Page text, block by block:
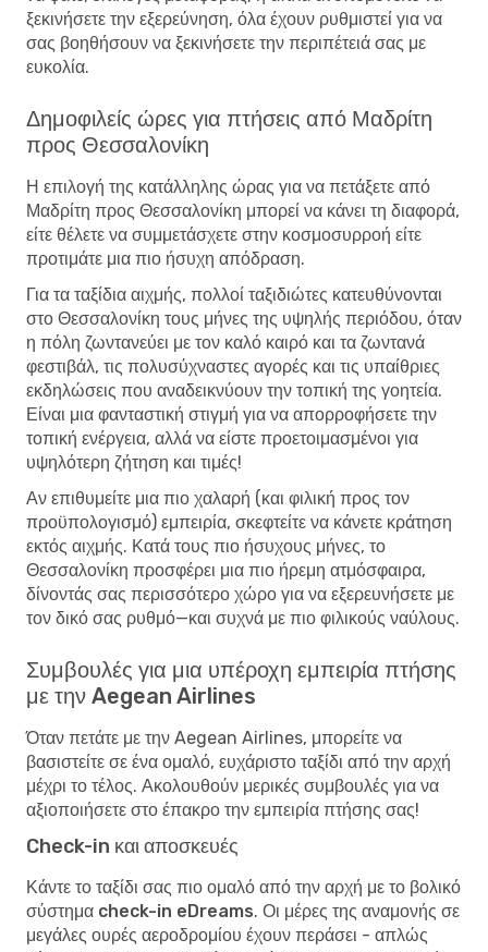
ξεκινήσετε την εξερεύνηση, όλα έχουν ρυθμιστεί για να
σας βοηθήσουν να ξεκινήσετε την περιπέτειά σας με
ευκολία.
Δημοφιλείς ώρες για πτήσεις από Μαδρίτη
προς Θεσσαλονίκη
Η επιλογή της κατάλληλης ώρας για να πετάξετε από
Μαδρίτη προς Θεσσαλονίκη μπορεί να κάνει τη διαφορά,
είτε θέλετε να συμμετάσχετε στην κοσμοσυρροή είτε
προτιμάτε μια πιο ήσυχη απόδραση.
Για τα ταξίδια αιχμής, πολλοί ταξιδιώτες κατευθύνονται
στο Θεσσαλονίκη τους μήνες της υψηλής περιόδου, όταν
η πόλη ζωντανεύει με τον καλό καιρό και τα ζωντανά
φεστιβάλ, τις πολυσύχναστες αγορές και τις υπαίθριες
εκδηλώσεις που αναδεικνύουν την τοπική της γοητεία.
Είναι μια φανταστική στιγμή για να απορροφήσετε την
τοπική ενέργεια, αλλά να είστε προετοιμασμένοι για
υψηλότερη ζήτηση και τιμές!
Αν επιθυμείτε μια πιο χαλαρή (και φιλική προς τον
προϋπολογισμό) εμπειρία, σκεφτείτε να κάνετε κράτηση
εκτός αιχμής. Κατά τους πιο ήσυχους μήνες, το
Θεσσαλονίκη προσφέρει μια πιο ήρεμη ατμόσφαιρα,
δίνοντάς σας περισσότερο χώρο για να εξερευνήσετε με
τον δικό σας ρυθμό—και συχνά με πιο φιλικούς ναύλους.
Συμβουλές για μια υπέροχη εμπειρία πτήσης
με την Aegean Airlines
Όταν πετάτε με την Aegean Airlines, μπορείτε να
βασιστείτε σε ένα ομαλό, ευχάριστο ταξίδι από την αρχή
μέχρι το τέλος. Ακολουθούν μερικές συμβουλές για να
αξιοποιήσετε στο έπακρο την εμπειρία πτήσης σας!
Check-in και αποσκευές
Κάντε το ταξίδι σας πιο ομαλό από την αρχή με το βολικό
σύστημα check-in eDreams. Οι μέρες της αναμονής σε
μεγάλες ουρές αεροδρομίου έχουν περάσει - απλώς